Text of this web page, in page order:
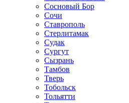
Сосновый Бор
Сочи
Ставрополь
Стерлитамак
Судак
Сургут
Сызрань
Тамбов
Тверь
Тобольск
Тольятти